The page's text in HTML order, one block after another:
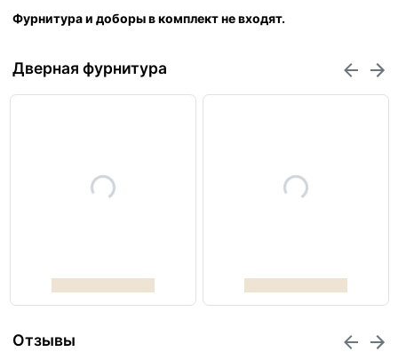
Фурнитура и доборы в комплект не входят.
Дверная фурнитура
Отзывы